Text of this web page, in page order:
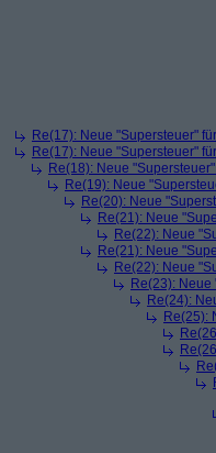
Re(17): Neue "Supersteuer"
Re(17): Neue "Supersteuer"
Re(18): Neue
Re(19): Neue
Re(20): Neue
Re(21): Neue
Re(22): Neue
Re(21): Neue
Re(22): Neue
Re(23):
Re(24):
Re(25):